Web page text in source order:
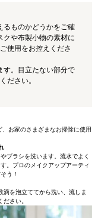
るものかどうかをご確
クや布製小物の素材に
使用をお控えくださ
す。目立たない部分で
ださい。
お家のさまざまなお掃除に使用
ブラシを洗います。流水でよく
。プロのメイクアップアーティ
う！
滴を泡立ててから洗い、流しま
さい。